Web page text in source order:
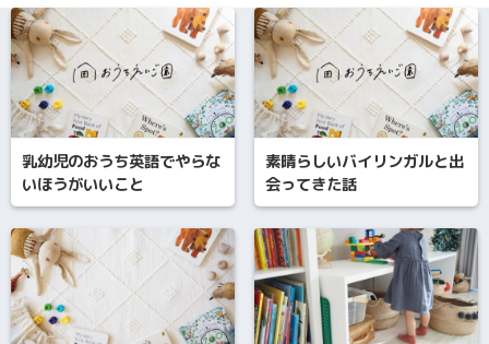
乳幼児のおうち英語でやらな
いほうがいいこと
素晴らしいバイリンガルと出
会ってきた話